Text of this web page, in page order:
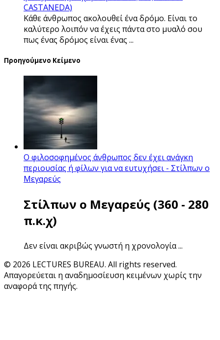
CASTANEDA)
Κάθε άνθρωπος ακολουθεί ένα δρόμο. Είναι το
καλύτερο λοιπόν να έχεις πάντα στο μυαλό σου
πως ένας δρόμος είναι ένας ...
Προηγούμενο Κείμενο
O φιλοσοφημένος άνθρωπος δεν έχει ανάγκη
περιουσίας ή φίλων για να ευτυχήσει - Στίλπων ο
Μεγαρεύς
Στίλπων ο Μεγαρεύς (360 - 280
π.κ.χ)
Δεν είναι ακριβώς γνωστή η χρονολογία ...
© 2026 LECTURES BUREAU. All rights reserved.
Απαγορεύεται η αναδημοσίευση κειμένων χωρίς την
αναφορά της πηγής.